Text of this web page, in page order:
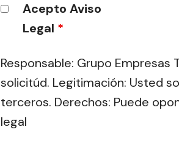
Acepto Aviso
Legal *
Responsable: Grupo Empresas
solicitúd. Legitimación: Usted
terceros. Derechos: Puede
legal